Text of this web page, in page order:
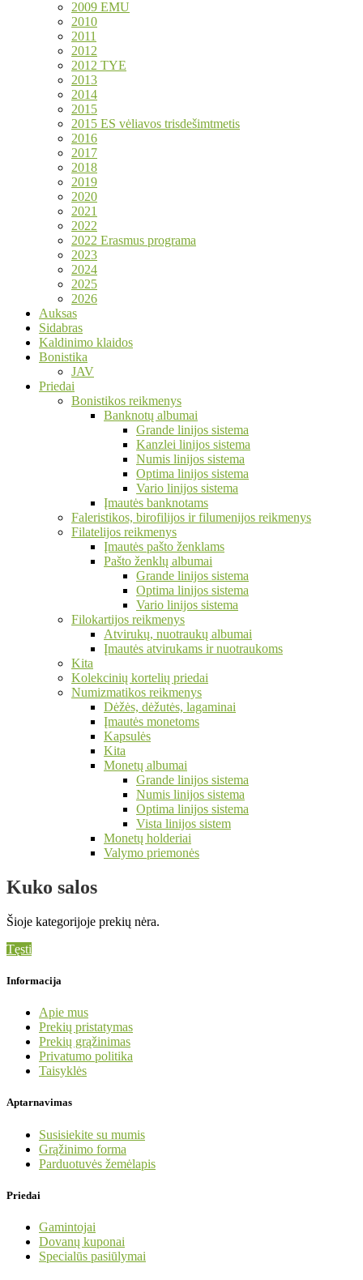
2009 EMU
2010
2011
2012
2012 TYE
2013
2014
2015
2015 ES vėliavos trisdešimtmetis
2016
2017
2018
2019
2020
2021
2022
2022 Erasmus programa
2023
2024
2025
2026
Auksas
Sidabras
Kaldinimo klaidos
Bonistika
JAV
Priedai
Bonistikos reikmenys
Banknotų albumai
Grande linijos sistema
Kanzlei linijos sistema
Numis linijos sistema
Optima linijos sistema
Vario linijos sistema
Įmautės banknotams
Faleristikos, birofilijos ir filumenijos reikmenys
Filatelijos reikmenys
Įmautės pašto ženklams
Pašto ženklų albumai
Grande linijos sistema
Optima linijos sistema
Vario linijos sistema
Filokartijos reikmenys
Atvirukų, nuotraukų albumai
Įmautės atvirukams ir nuotraukoms
Kita
Kolekcinių kortelių priedai
Numizmatikos reikmenys
Dėžės, dėžutės, lagaminai
Įmautės monetoms
Kapsulės
Kita
Monetų albumai
Grande linijos sistema
Numis linijos sistema
Optima linijos sistema
Vista linijos sistem
Monetų holderiai
Valymo priemonės
Kuko salos
Šioje kategorijoje prekių nėra.
Tęsti
Informacija
Apie mus
Prekių pristatymas
Prekių grąžinimas
Privatumo politika
Taisyklės
Aptarnavimas
Susisiekite su mumis
Grąžinimo forma
Parduotuvės žemėlapis
Priedai
Gamintojai
Dovanų kuponai
Specialūs pasiūlymai